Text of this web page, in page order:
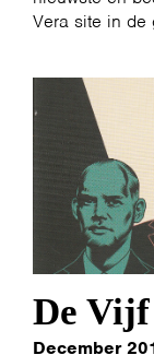
Vera site in de
De Vijf
December